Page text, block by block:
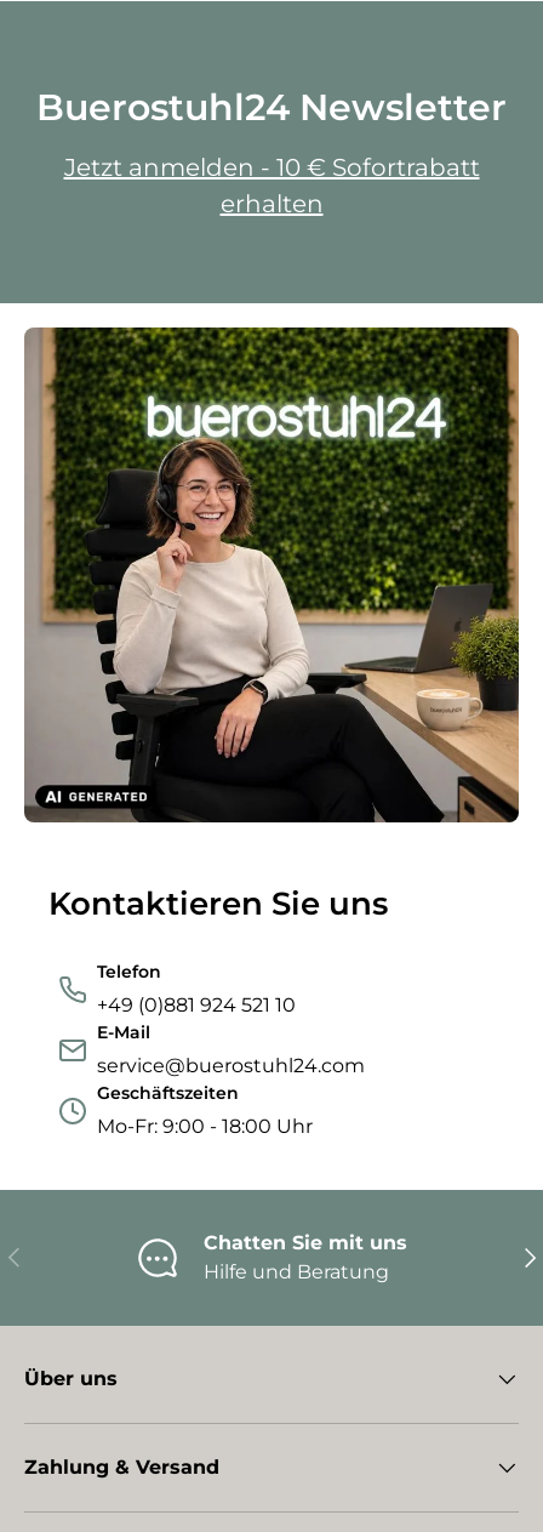
Buerostuhl24 Newsletter
Jetzt anmelden - 10 € Sofortrabatt
erhalten
Kontaktieren Sie uns
Telefon
+49 (0)881 924 521 10
E-Mail
service@buerostuhl24.com
Geschäftszeiten
Mo-Fr: 9:00 - 18:00 Uhr
Vorherige
Chatten Sie mit uns
Hilfe und Beratung
Über uns
Zahlung & Versand